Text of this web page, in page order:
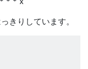
きりしています。